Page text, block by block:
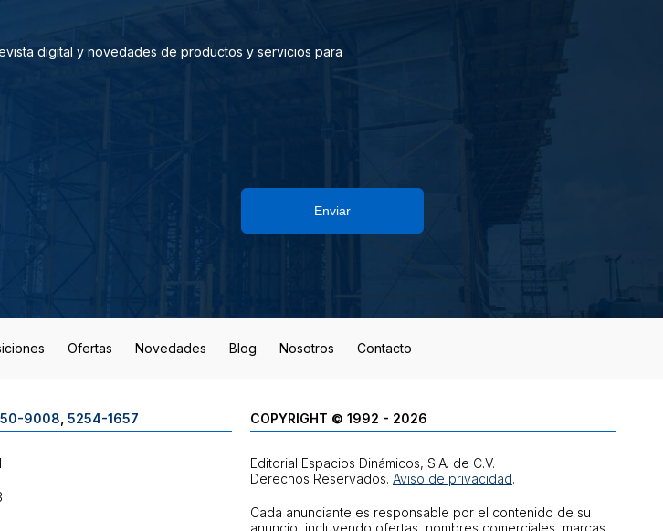
digital y novedades de productos y servicios para
Enviar
Ofertas Novedades Blog Nosotros Contacto
9008 5254-1657 COPYRIGHT © 1992 - 2026
Editorial Espacios Dinámicos, S.A. de C.V.
Derechos Reservados. Aviso de privacidad.
Cada anunciante es responsable por el contenido de su
anuncio, incluyendo ofertas, nombres comerciales, marcas